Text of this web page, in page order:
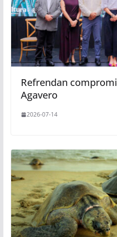
Refrendan
Agavero
2026-07-14